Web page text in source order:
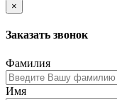
×
Заказать звонок
Фамилия
Имя